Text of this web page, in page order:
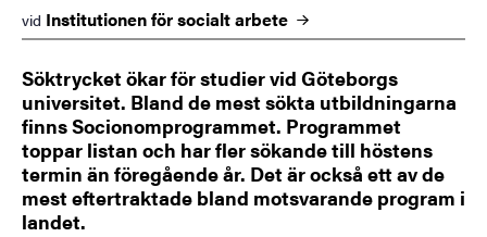
vid Institutionen för socialtarbete
Söktrycket ökar för studier vid Göteborgs
universitet. Bland de mest sökta utbildningarna
finns Socionomprogrammet. Programmet
toppar listan och har fler sökande till höstens
termin än föregående år. Det är också ett av de
mest eftertraktade bland motsvarande program i
landet.